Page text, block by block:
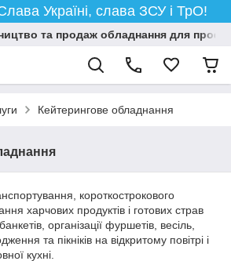
Україні, слава ЗСУ і ТрО!
та продаж обладнання для
Кейтерингове обладнання
короткострокового
харчових продуктів і готових страв
організації фуршетів, весіль,
та пікніків на відкритому повітрі і
кухні.